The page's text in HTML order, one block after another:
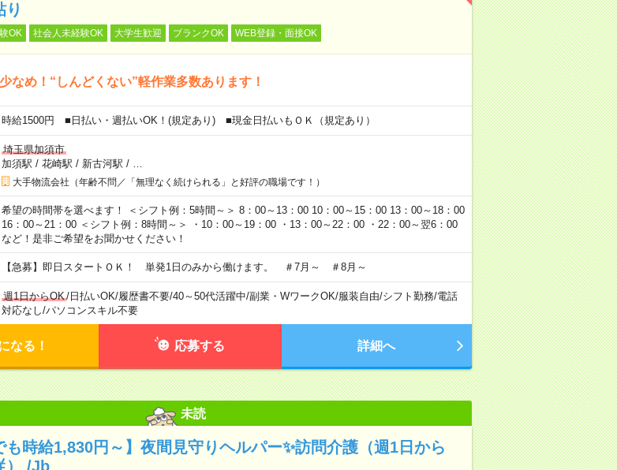
り
OK 社会人未経験OK 大学生歓迎 ブランクOK WEB登録・面接OK
なめ！“しんどくない”軽作業多数あります！
時給1500円 ■日払い・週払いOK！(規定あり) ■現金日払いもＯＫ（規定あり）
埼玉県加須市
加須駅 / 花崎駅 / 新古河駅 /
大手物流会社（年齢不問／「無理なく続けられる」と好評の職場です！）
希望の時間帯を選べます！ ＜シフト例：5時間～＞ 8：00～13：00 10：00～15：00 13：00～18：00
16：00～21：00 ＜シフト例：8時間～＞ ・10：00～19：00 ・13：00～22：00 ・22：00～翌6：00
など！是非ご希望をお聞かせください！
【急募】即日スタートＯＫ！ 単発1日のみから働けます。 ＃7月～ ＃8月～
週1日からOK/日払いOK/履歴書不要/40～50代活躍中/副業・WワークOK/服装自由/シフト勤務/電話
対応なし/パソコンスキル不要
なる！ 応募する 詳細へ
未読
も時給1,830円～】夜間見守りヘルパー✨訪問介護（週1日から
） /Jb